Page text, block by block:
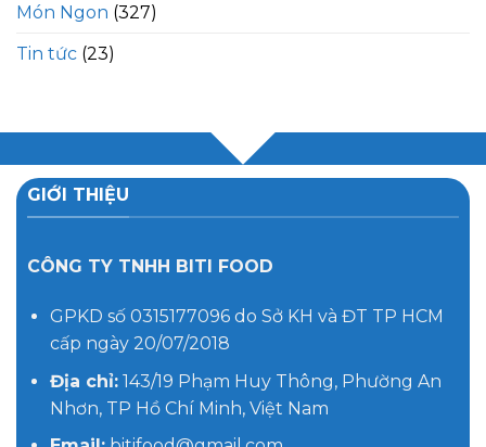
Món Ngon (327)
Tin tức (23)
GIỚI THIỆU
CÔNG TY TNHH BITI FOOD
GPKD số 0315177096 do Sở KH và ĐT TP HCM
cấp ngày 20/07/2018
Địa chỉ:143/19 Phạm Huy Thông, Phường An
Nhơn, TP Hồ Chí Minh, Việt Nam